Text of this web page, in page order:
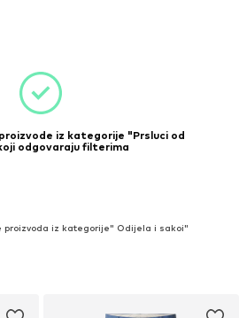
iz kategorije "Prsluci od
odgovaraju filterima
proizvoda iz kategorije" Odijela i sakoi"